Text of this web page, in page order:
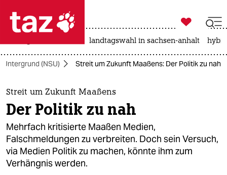
 taz zahl ich
taz zahl ich
themen
politik
öko
gesellschaft

taz zahl ich
landtagswahl in sachsen-anhalt
(NSU) Streit um Zukunft Maaßens: Der Politik zu nah
Streit um Zukunft Maaßens
Der Politik zu nah
Mehrfach kritisierte Maaßen Medien,
Falschmeldungen zu verbreiten. Doch sein Versuch,
via Medien Politik zu machen, könnte ihm zum
Verhängnis werden.